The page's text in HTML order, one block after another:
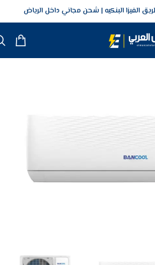
شحن مجاني داخل الرياض